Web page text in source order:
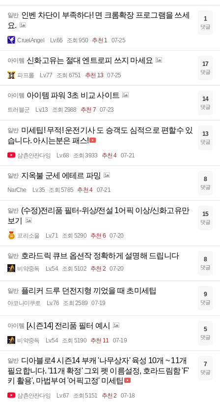
일반 인벤 차단이 부족하다! 면 크롬확장 프로그램을 쓰세
요.
CruelAngel Lv.66 조회 950 추천 1 07-25
1
댓글
아이템 신화고유는 절대 엔트로피 쓰지 마세요
파프롤 Lv.77 조회 6751 추천 13 07-25
17
댓글
아이템 아이템 파워 3초 비교 사이트
트러블군 Lv.13 조회 2988 추천 7 07-23
14
댓글
일반 미세팁! 무적! 운전기사 도 승객도 심적으로 편할수 있
습니다. 아시는분은 패스!
삼촌안잔다잉 Lv.68 조회 3933 추천 4 07-21
13
댓글
일반 지옥불 군세 에테르 파밍
NarChe Lv.35 조회 5785 추천 4 07-21
8
댓글
일반 (수정)전리품 필터-위상/전설 1어픽 이상/신화고유만
보기
프리소울 Lv.71 조회 5290 추천 6 07-20
15
댓글
일반 호라드릭 큐브 옵션작 정확하게 설명해 드립니다
비약중독 Lv.54 조회 5102 추천 2 07-20
8
댓글
일반 플리커 드루 던전지형 끼었을 때 초미세팁
아코나미쿠로 Lv.76 조회 2589 07-19
9
댓글
아이템 [시즌14] 전리품 필터 예시
비약중독 Lv.54 조회 5190 추천 11 07-19
5
댓글
일반 디아블로4 시즌14 부캐 '나무상자' 육성 10개 ~ 11개
필요합니다. '11개 확정' 그외 펫 이름설정, 호라드림함 'F'
키 활용', 마법부여 '어픽고정' 미세팁
삼촌안잔다잉 Lv.67 조회 5151 추천 2 07-18
7
댓글